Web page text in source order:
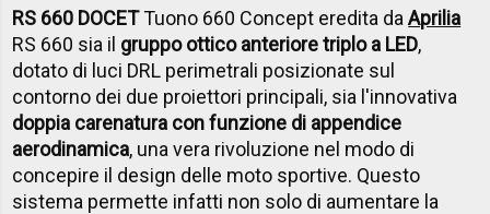
RS 660 DOCETTuono 660 Concept eredita daAprilia
RS 660 sia il gruppo ottico anteriore triplo a LED,
dotato di luci DRL perimetrali posizionate sul
contorno dei due proiettori principali, sia l'innovativa
doppia carenatura con funzione di appendice
aerodinamica, una vera rivoluzione nel modo di
concepire il design delle moto sportive. Questo
sistema permette infatti non solo di aumentare la